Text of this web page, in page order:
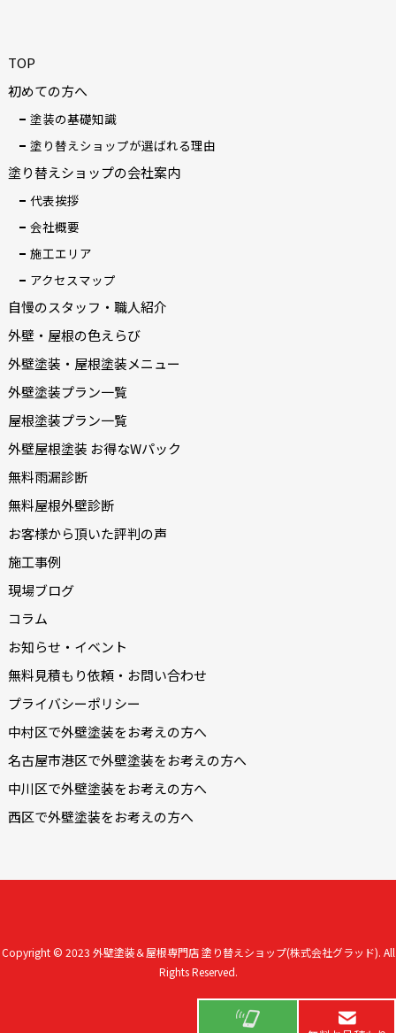
TOP
初めての方へ
塗装の基礎知識
塗り替えショップが選ばれる理由
塗り替えショップの会社案内
代表挨拶
会社概要
施工エリア
アクセスマップ
自慢のスタッフ・職人紹介
外壁・屋根の色えらび
外壁塗装・屋根塗装メニュー
外壁塗装プラン一覧
屋根塗装プラン一覧
外壁屋根塗装 お得なWパック
無料雨漏診断
無料屋根外壁診断
お客様から頂いた評判の声
施工事例
現場ブログ
コラム
お知らせ・イベント
無料見積もり依頼・お問い合わせ
プライバシーポリシー
中村区で外壁塗装をお考えの方へ
名古屋市港区で外壁塗装をお考えの方へ
中川区で外壁塗装をお考えの方へ
西区で外壁塗装をお考えの方へ
Copyright © 2023 外壁塗装＆屋根専門店 塗り替えショップ(株式会社グラッド). All
Rights Reserved.